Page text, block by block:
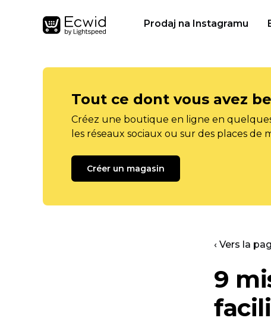
Prodaj na Instagramu
Tout ce dont vous avez
Créez une boutique en ligne en
les réseaux sociaux ou sur des places de
Créer un magasin
‹ Vers la
9